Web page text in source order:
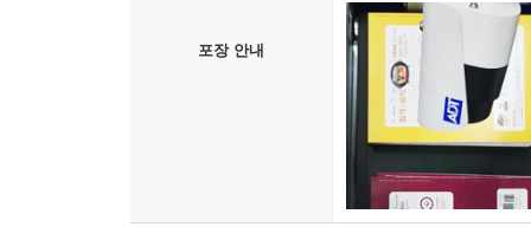
포장 안내